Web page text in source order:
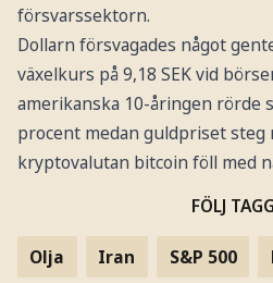
försvarssektorn.
Dollarn försvagades något
växelkurs på 9,18 SEK vid
amerikanska 10-åringen rörde
procent medan guldpriset steg
kryptovalutan bitcoin föll med
FÖLJ
Olja Iran S&P 500